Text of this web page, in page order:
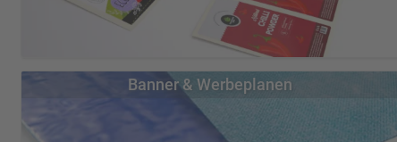
Mit unseren bedruckten Etiketten auf Rolle sind in vielen
Lebensbereichen unverzichtbar.
Banner & Werbeplanen